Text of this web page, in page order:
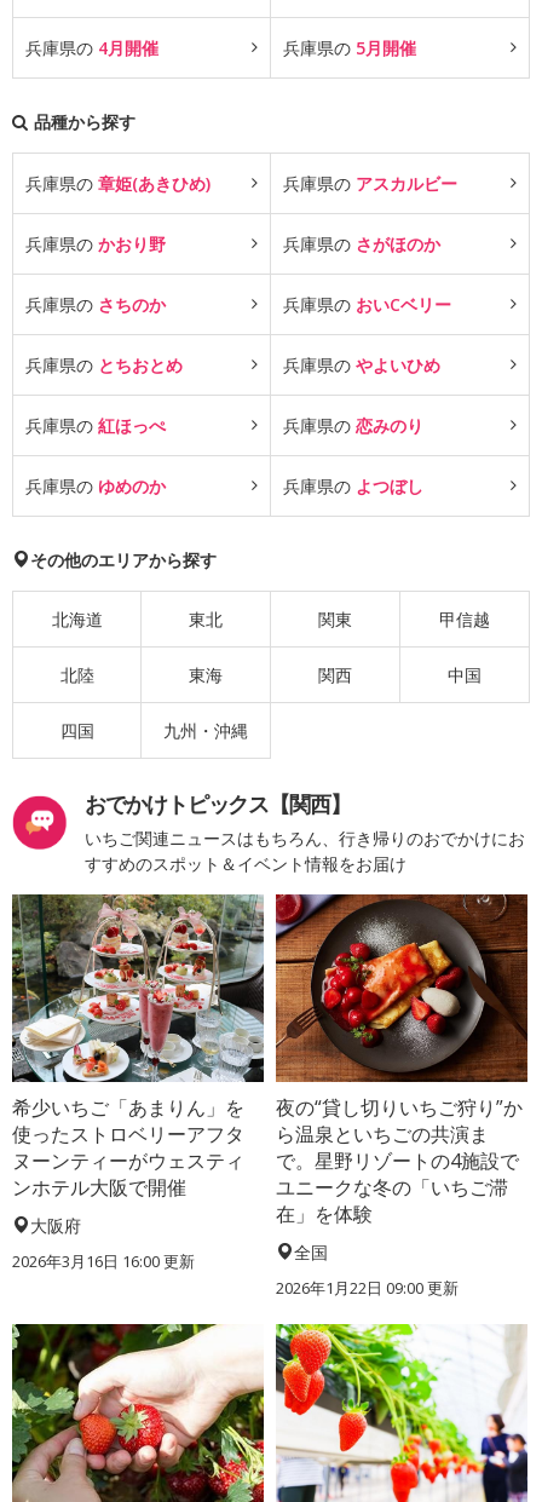
兵庫県の 4月開催 兵庫県の 5月開催
品種から探す
兵庫県の 章姫(あきひめ) 兵庫県の アスカルビー
兵庫県の かおり野 兵庫県の さがほのか
兵庫県の さちのか 兵庫県の おいCベリー
兵庫県の とちおとめ 兵庫県の やよいひめ
兵庫県の 紅ほっぺ 兵庫県の 恋みのり
兵庫県の ゆめのか 兵庫県の よつぼし
その他のエリアから探す
北海道 東北 関東 甲信越
北陸 東海 関西 中国
四国 九州・沖縄
おでかけトピックス【関西】
いちご関連ニュースはもちろん、行き帰りのおでかけにお
すすめのスポット＆イベント情報をお届け
希少いちご「あまりん」を
使ったストロベリーアフタ
ヌーンティーがウェスティ
ンホテル大阪で開催
大阪府
2026年3月16日 16:00 更新
夜の“貸し切りいちご狩り”か
ら温泉といちごの共演ま
で。星野リゾートの4施設で
ユニークな冬の「いちご滞
在」を体験
全国
2026年1月22日 09:00 更新